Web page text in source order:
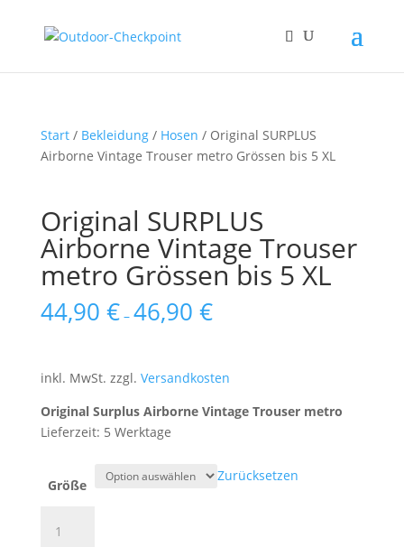
Start/ Bekleidung/ Hosen / Original SURPLUS
Airborne Vintage Trouser metro Grössen bis 5 XL
Original SURPLUS
Airborne Vintage Trouser
metro Grössen bis 5 XL
44,90 €– 46,90 €
inkl. MwSt. zzgl. Versandkosten
Original Surplus Airborne Vintage Trouser metro
Lieferzeit: 5 Werktage
Größe
Zurücksetzen
SURPLUS